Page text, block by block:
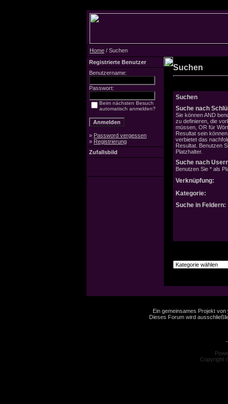
Home / Suchen
Registrierte Benutzer
Benutzername:
Passwort:
Beim nächsten Besuch
automatisch anmelden?
» Password vergessen
» Registrierung
Zufallsbild
Suchen
Suchen
Suche nach
Sie können AND
zu definieren, die
müssen, OR für
Resultat sein
verbietet das
Resultat. Benutzen
Platzhalter.
Suche nach
Benutzen Sie * als
Verknüpfung:
Kategorie:
Suche in Feldern:
Ein gemeinsames Projekt von
Dieses Forum wird
Copyright